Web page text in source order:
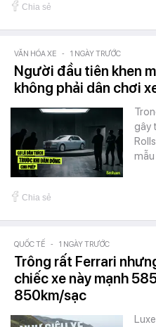
Chia sẻ
VĂN HÓA XE - 1 NGÀY TRƯỚC
Người đầu tiên khen
không phải dân chơi
gây
Chia sẻ
QUỐC TẾ - 1 NGÀY TRƯỚC
Trông rất Ferrari
chiếc xe này mạnh
850km/sạc